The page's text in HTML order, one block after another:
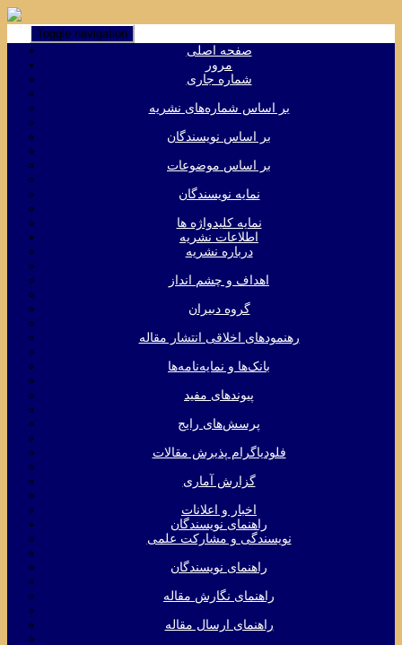
Toggle navigation
صفحه اصلی
مرور
شماره جاری
بر اساس شماره‌های نشریه
بر اساس نویسندگان
بر اساس موضوعات
نمایه نویسندگان
نمایه کلیدواژه ها
اطلاعات نشریه
درباره نشریه
اهداف و چشم انداز
گروه دبیران
رهنمودهای اخلاقی انتشار مقاله
بانک‌ها و نمایه‌‌نامه‌ها
پیوندهای مفید
پرسش‌های رایج
فلودیاگرام پذیرش مقالات
گزارش آماری
اخبار و اعلانات
راهنمای نویسندگان
نویسندگی و مشارکت علمی
راهنمای نویسندگان
راهنمای نگارش مقاله
راهنمای ارسال مقاله